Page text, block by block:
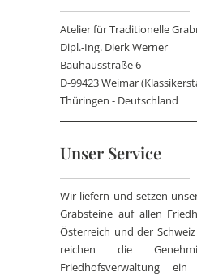
Atelier für Traditionelle
Dipl.-Ing. Dierk Werner
Bauhausstraße 6
D-99423 Weimar
Thüringen - Deutschland
Unser Service
Wir liefern und setzen
Grabsteine auf allen
Österreich und der
reichen die
Friedhofsverwaltung